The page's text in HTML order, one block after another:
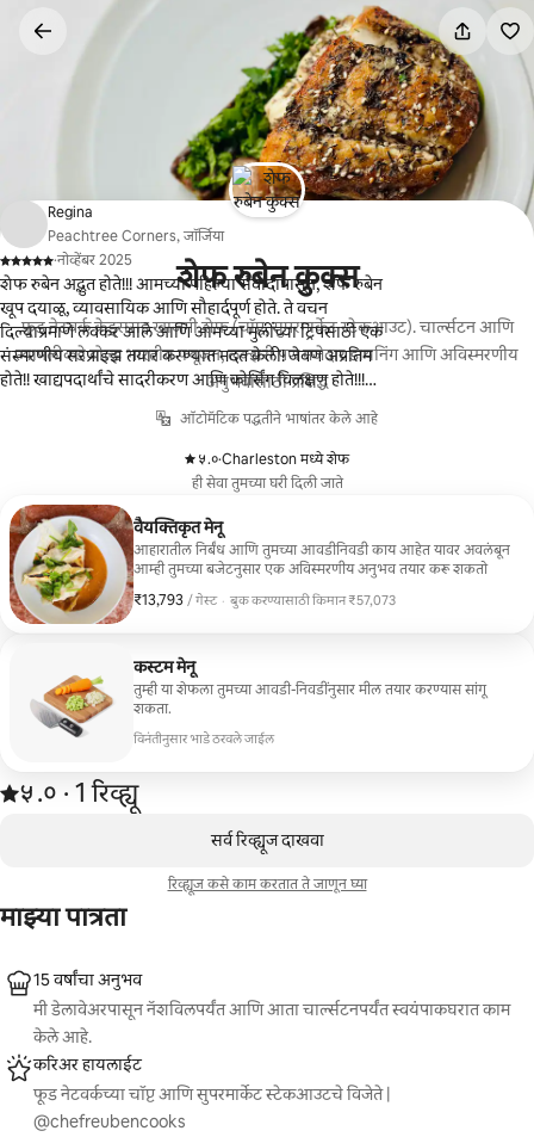
शेफ रुबेन कुक्स
फूड नेटवर्क क्रेड्ससह खाजगी शेफ (चॉप्ट, सुपरमार्केट स्टेकआउट). चार्ल्सटन आणि
त्यापलीकडे बोल्ड भारतीय फ्यूजन, लक्झरी पण मजेदार डायनिंग आणि अविस्मरणीय
अनुभवांसाठी प्रसिद्ध
ऑटोमॅटिक पद्धतीने भाषांतर केले आहे
५.०
,
·Charleston मध्ये शेफ
ही सेवा तुमच्या घरी दिली जाते
वैयक्तिकृत मेनू
आहारातील निर्बंध आणि तुमच्या आवडीनिवडी काय आहेत यावर अवलंबून
आम्ही तुमच्या बजेटनुसार एक अविस्मरणीय अनुभव तयार करू शकतो
₹13,793 / गेस्ट
₹13,793 प्रति गेस्ट · बुक करण्यासाठी किमान ₹57,073
कस्टम मेनू
तुम्ही या शेफला तुमच्या आवडी-निवडींनुसार मील तयार करण्यास सांगू
शकता.
विनंतीनुसार भाडे ठरवले जाईल
1 रिव्ह्यूमधून 5 पैकी ५.० स्टार रेटिंग आहे
५.०
,
· 1 रिव्ह्यू
Regina
Peachtree Corners, जॉर्जिया
,
·नोव्हेंबर 2025
शेफ रुबेन अद्भुत होते!!! आमच्या पहिल्या संवादापासून, शेफ रुबेन
खूप दयाळू, व्यावसायिक आणि सौहार्दपूर्ण होते. ते वचन
दिल्याप्रमाणे लवकर आले आणि आमच्या मुलींच्या ट्रिपसाठी एक
संस्मरणीय सरप्राइझ तयार करण्यात मदत केली! जेवण अप्रतिम
होते!! खाद्यपदार्थांचे सादरीकरण आणि कोर्सिंग विलक्षण होते!!!
असेन तेव्हा मी नक्कीच शेफ रुबेनच्या सेवा वापरेन!!
सर्व रिव्ह्यूज दाखवा
रिव्ह्यूज कसे काम करतात ते जाणून घ्या
माझ्या पात्रता
15 वर्षांचा अनुभव
मी डेलावेअरपासून नॅशविलपर्यंत आणि आता चार्ल्सटनपर्यंत स्वयंपाकघरात काम
केले आहे.
करिअर हायलाईट
फूड नेटवर्कच्या चॉप्ट आणि सुपरमार्केट स्टेकआउटचे विजेते |
@chefreubencooks